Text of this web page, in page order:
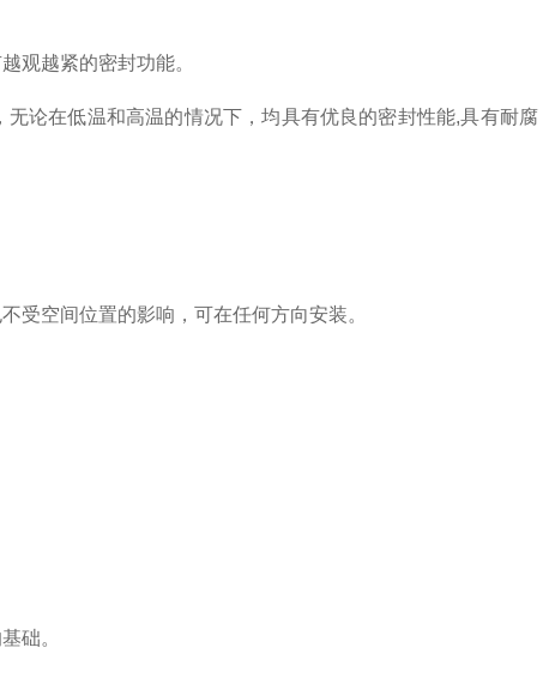
观越紧的密封功能。
论在低温和高温的情况下，均具有优良的密封性能,具有耐腐
受空间位置的影响，可在任何方向安装。
础。